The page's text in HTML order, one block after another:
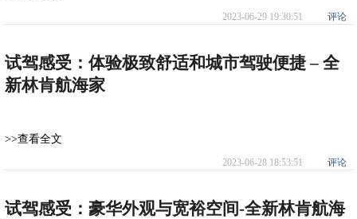
2023-06-29 19:30:51 评论
试驾感受：体验极致舒适和城市驾驶便捷 – 全
新林肯航海家
>>查看全文
2023-06-28 18:53:51 评论
试驾感受：豪华外观与宽裕空间-全新林肯航海